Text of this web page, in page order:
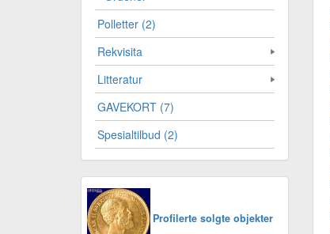
Polletter (2)
Rekvisita
Litteratur
GAVEKORT (7)
Spesialtilbud (2)
Profilerte solgte objekter